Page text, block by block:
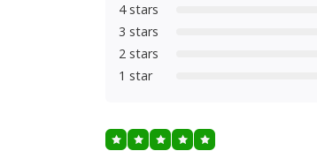
4 stars
3 stars
2 stars
1 star